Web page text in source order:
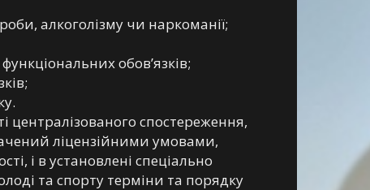
алкоголізму чи наркоманії;
обов’язків;
централізованого спостереження,
ліцензійними умовами,
і в установлені спеціально
та спорту терміни та порядку